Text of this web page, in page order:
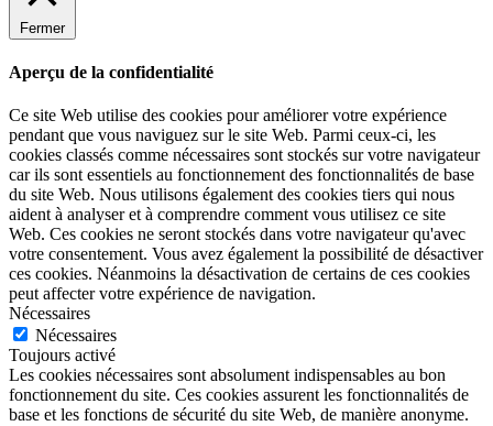
Fermer
Aperçu de la confidentialité
Ce site Web utilise des cookies pour améliorer votre expérience
pendant que vous naviguez sur le site Web. Parmi ceux-ci, les
cookies classés comme nécessaires sont stockés sur votre navigateur
car ils sont essentiels au fonctionnement des fonctionnalités de base
du site Web. Nous utilisons également des cookies tiers qui nous
aident à analyser et à comprendre comment vous utilisez ce site
Web. Ces cookies ne seront stockés dans votre navigateur qu'avec
votre consentement. Vous avez également la possibilité de désactiver
ces cookies. Néanmoins la désactivation de certains de ces cookies
peut affecter votre expérience de navigation.
Nécessaires
Nécessaires
Toujours activé
Les cookies nécessaires sont absolument indispensables au bon
fonctionnement du site. Ces cookies assurent les fonctionnalités de
base et les fonctions de sécurité du site Web, de manière anonyme.